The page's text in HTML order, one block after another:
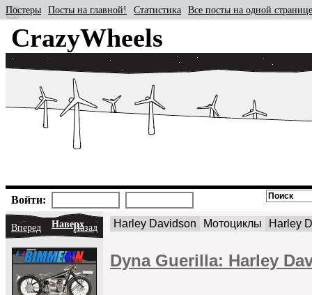
CrazyWheels
Постеры Посты на главной! Статистика Все посты на одной странице
Войти:
Вперед НаверхНазад Harley Davidson Мотоциклы Harley
Dyna Guerilla: Harley